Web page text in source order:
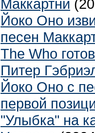
Маккартни
Йоко Оно
песен
The Who
Питер
Йоко Оно с
первой
"Улыбка" на